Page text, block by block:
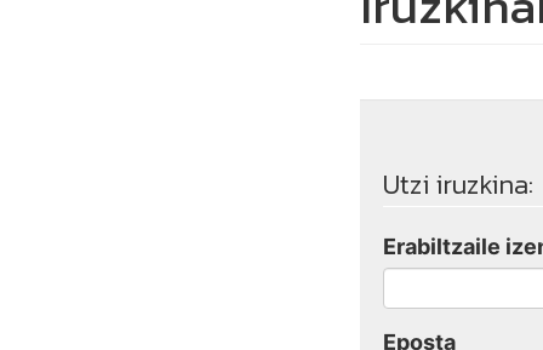
Utzi iruzkina:
Erabiltzaile
Eposta